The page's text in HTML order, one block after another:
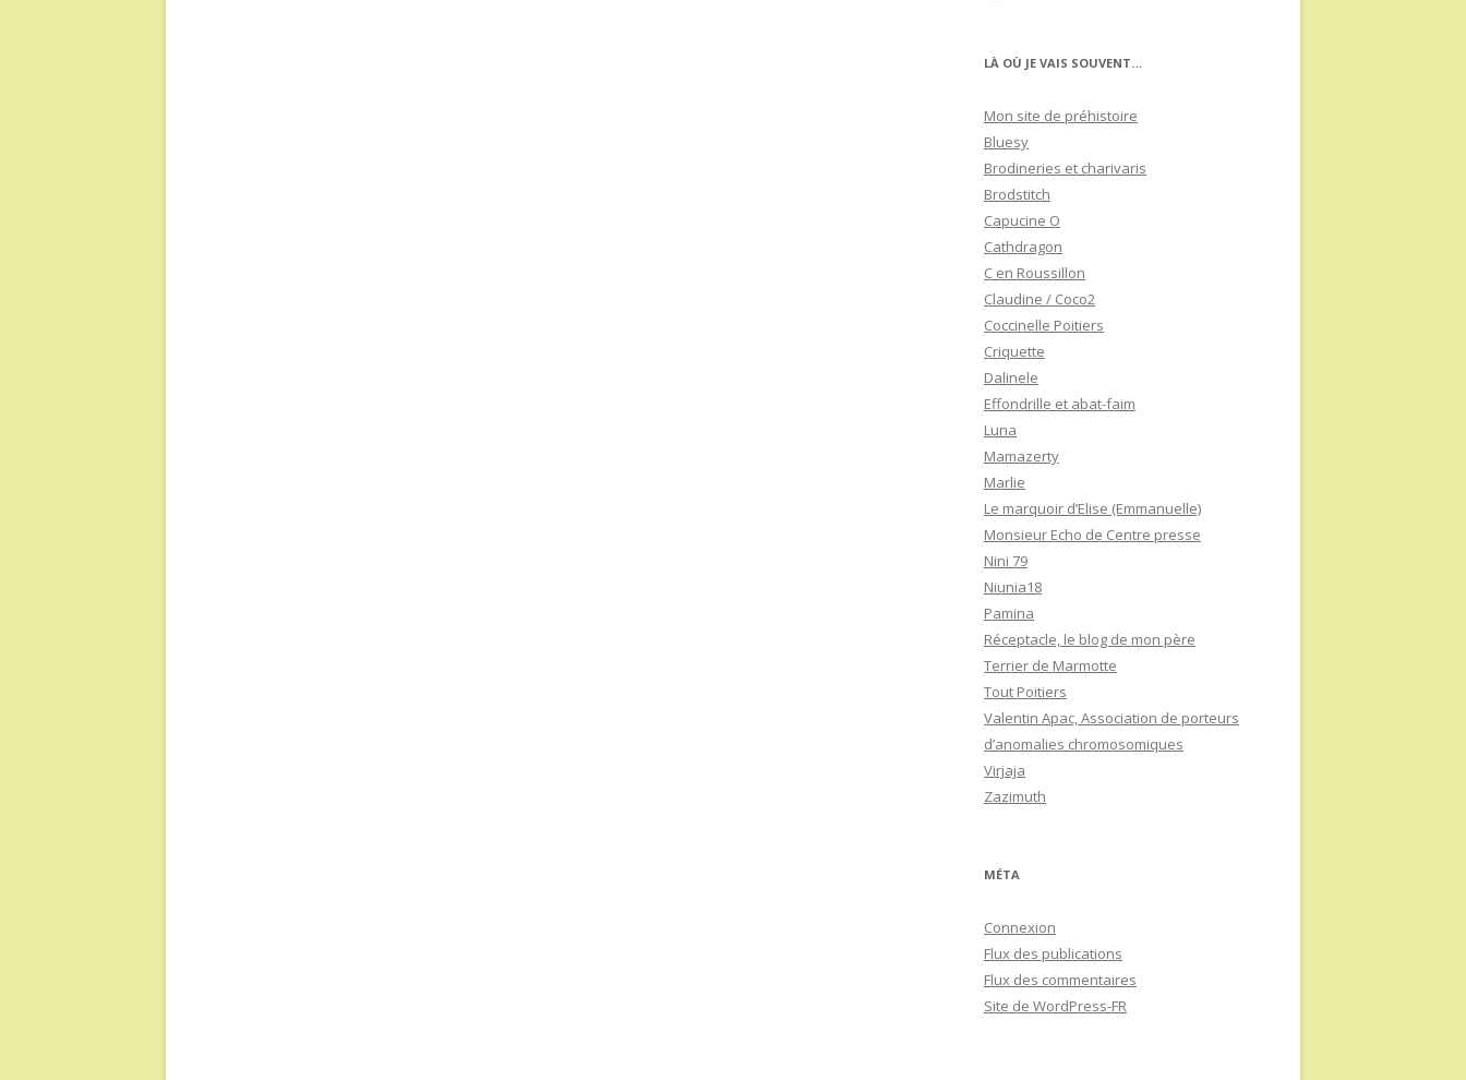
LÀ OÙ JE VAIS SOUVENT…
Mon site de préhistoire
Bluesy
Brodineries et charivaris
Brodstitch
Capucine O
Cathdragon
C en Roussillon
Claudine / Coco2
Coccinelle Poitiers
Criquette
Dalinele
Effondrille et abat-faim
Luna
Mamazerty
Marlie
Le marquoir d’Elise (Emmanuelle)
Monsieur Echo de Centre presse
Nini 79
Niunia18
Pamina
Réceptacle, le blog de mon père
Terrier de Marmotte
Tout Poitiers
Valentin Apac, Association de porteurs
d’anomalies chromosomiques
Virjaja
Zazimuth
MÉTA
Connexion
Flux des publications
Flux des commentaires
Site de WordPress-FR